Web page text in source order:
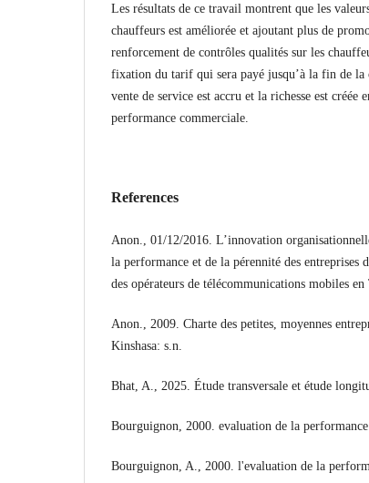
Les résultats de ce travail montrent que les
chauffeurs est améliorée et ajoutant plus de
renforcement de contrôles qualités sur les
fixation du tarif qui sera payé jusqu’à la fin de la
vente de service est accru et la richesse est créée
performance commerciale.
References
Anon., 01/12/2016. L’innovation
la performance et de la pérennité des entreprises
des opérateurs de télécommunications mobiles en
Anon., 2009. Charte des petites, moyennes
Kinshasa: s.n.
Bhat, A., 2025. Étude transversale et étude
Bourguignon, 2000. evaluation de la
Bourguignon, A., 2000. l'evaluation de la